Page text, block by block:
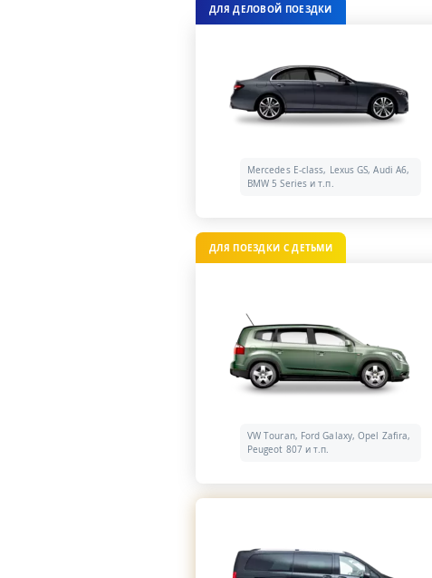
ДЛЯ ДЕЛОВОЙ ПОЕЗДКИ
Mercedes E-class, Lexus GS, Audi A6,
BMW 5 Series и т.п.
ДЛЯ ПОЕЗДКИ С ДЕТЬМИ
VW Touran, Ford Galaxy, Opel Zafira,
Peugeot 807 и т.п.